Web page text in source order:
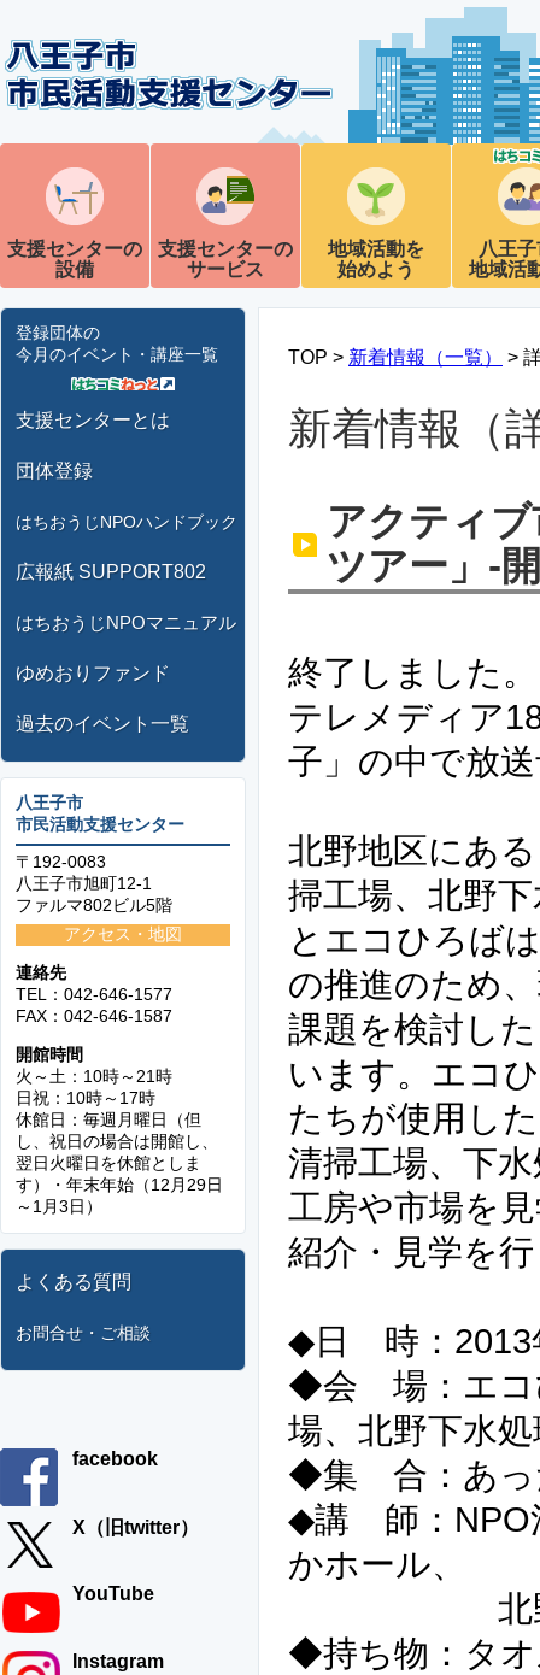
支援センターの
設備
支援センターの
サービス
地域活動を
始めよう
八王
地域活
登録団体の
今月のイベント・講座一覧
支援センターとは
団体登録
はちおうじNPOハンドブック
広報紙 SUPPORT802
はちおうじNPOマニュアル
ゆめおりファンド
過去のイベント一覧
八王子市
市民活動支援センター
〒192-0083
八王子市旭町12-1
ファルマ802ビル5階
アクセス・地図
連絡先
TEL：042-646-1577
FAX：042-646-1587
開館時間
火～土：10時～21時
日祝：10時～17時
休館日：毎週月曜日（但
し、祝日の場合は開館し、
翌日火曜日を休館としま
す）・年末年始（12月29日
～1月3日）
よくある質問
お問合せ・ご相談
facebook
X（旧twitter）
YouTube
Instagram
TOP > 新着情報（一覧） >
新着情報（
アクティ
ツアー」-
終了しました
テレメディア
子」の中で放
北野地区にあ
掃工場、北野
とエコひろば
の推進のため
課題を検討し
います。エコ
たちが使用し
清掃工場、下
工房や市場を
紹介・見学を
◆日 時：2013
◆会 場：エコ
場、北野下水
◆集 合：あっ
◆講 師：NPO
かホール、
北野清掃
◆持ち物：タ